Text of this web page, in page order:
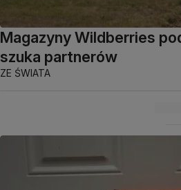
Magazyny Wildberries
szuka partnerów
ZE ŚWIATA